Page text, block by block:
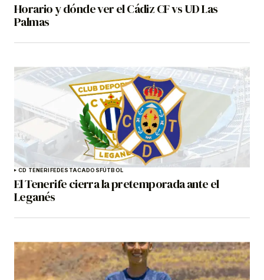
Horario y dónde ver el Cádiz CF vs UD Las
Palmas
CD TENERIFEDESTACADOS FÚTBOL
El Tenerife cierra la pretemporada ante el
Leganés